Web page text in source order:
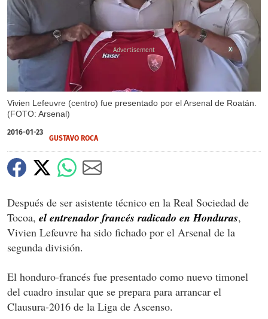
Vivien Lefeuvre (centro) fue presentado por el Arsenal de Roatán.
(FOTO: Arsenal)
X
2016-01-23
GUSTAVO ROCA
Después de ser asistente técnico en la Real Sociedad de
Tocoa, el entrenador francés radicado en Honduras,
Vivien Lefeuvre ha sido fichado por el Arsenal de la
segunda división.
El honduro-francés fue presentado como nuevo timonel
del cuadro insular que se prepara para arrancar el
Clausura-2016 de la Liga de Ascenso.